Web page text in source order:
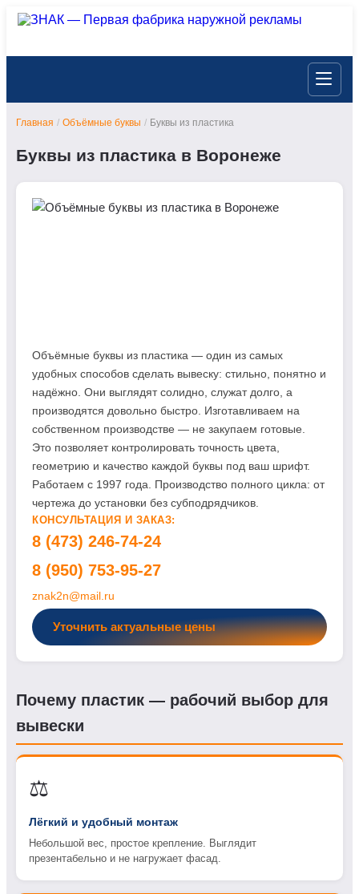
Главная / Объёмные буквы / Буквы из пластика
Буквы из пластика в Воронеже
Объёмные буквы из пластика — один из самых
удобных способов сделать вывеску: стильно, понятно и
надёжно. Они выглядят солидно, служат долго, а
производятся довольно быстро. Изготавливаем на
собственном производстве — не закупаем готовые.
Это позволяет контролировать точность цвета,
геометрию и качество каждой буквы под ваш шрифт.
Работаем с 1997 года. Производство полного цикла: от
чертежа до установки без субподрядчиков.
КОНСУЛЬТАЦИЯ И ЗАКАЗ:
8 (473) 246-74-24
8 (950) 753-95-27
znak2n@mail.ru
Уточнить актуальные цены
Почему пластик — рабочий выбор для
вывески
⚖️
Лёгкий и удобный монтаж
Небольшой вес, простое крепление. Выглядит
презентабельно и не нагружает фасад.